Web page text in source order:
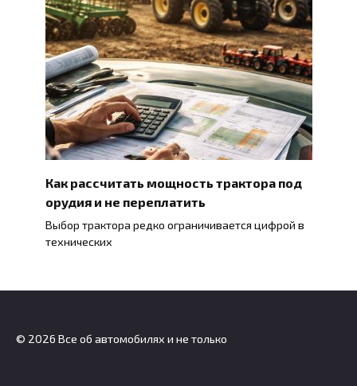
Как рассчитать мощность трактора под
орудия и не переплатить
Выбор трактора редко ограничивается цифрой в
технических
© 2026 Все об автомобилях и не только